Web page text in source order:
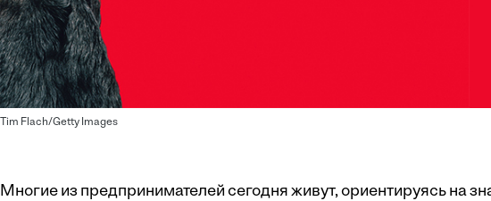
Tim Flach/Getty Images
Многие из предпринимателей сегодня живут, ориентируясь на